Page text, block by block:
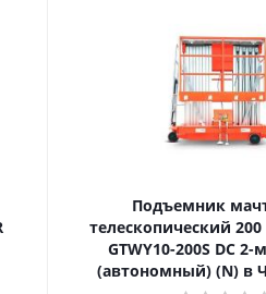
Подъемник
телескопический 200 кг 10 м TOR
GTWY10-200S DC
(автономный) (N) в